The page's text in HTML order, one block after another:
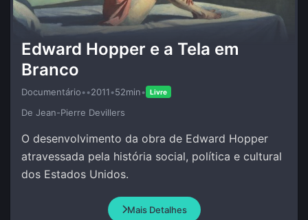
Edward Hopper e a Tela em
Branco
Documentário••2011•52min• Livre
De Jean-Pierre Devillers
O desenvolvimento da obra de Edward Hopper
atravessada pela história social, política e cultural
dos Estados Unidos.
Mais Detalhes